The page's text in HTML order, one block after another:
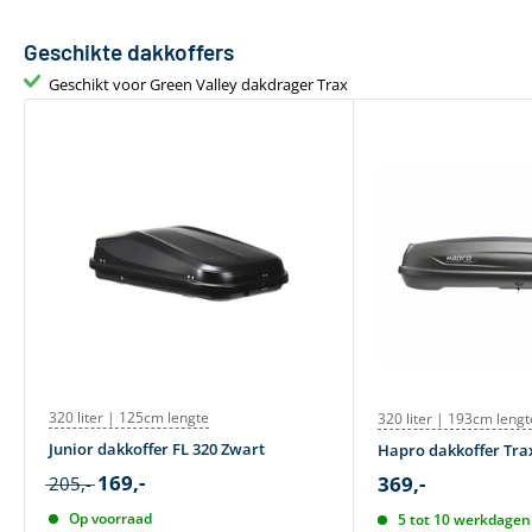
Geschikte dakkoffers
Geschikt voor Green Valley dakdrager Trax
320 liter | 125cm lengte
Junior dakkoffer FL 320 Zwart
205,- 169,-
Op voorraad
320 liter | 193cm
Hapro dakkoffer
369,-
5 tot 10